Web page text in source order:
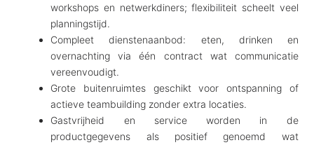
workshops en netwerkdiners; flexibiliteit scheelt veel
planningstijd.
Compleet dienstenaanbod: eten, drinken en
overnachting via één contract wat communicatie
vereenvoudigt.
Grote buitenruimtes geschikt voor ontspanning of
actieve teambuilding zonder extra locaties.
Gastvrijheid en service worden in de
productgegevens als positief genoemd wat